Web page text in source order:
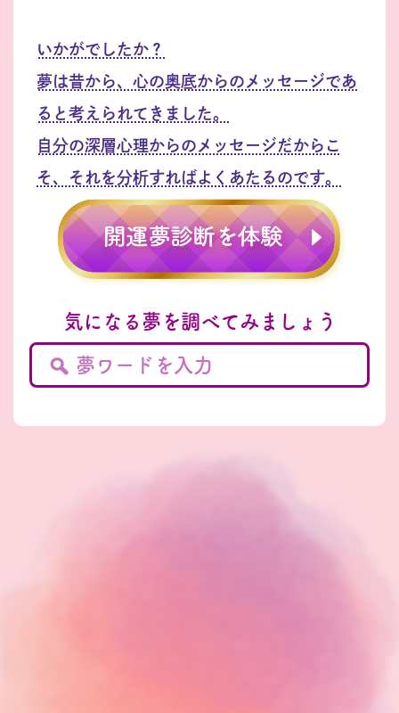
いかがでしたか？
夢は昔から、心の奥底からのメッセージであ
ると考えられてきました。
自分の深層心理からのメッセージだからこ
そ、それを分析すればよくあたるのです。
気になる夢を調べてみましょう